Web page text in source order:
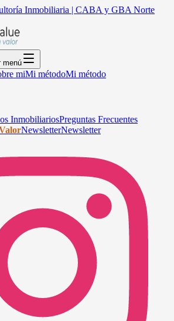
Inmobiliaria | CABA y GBA Norte
menú
miMi métodoMi método
InmobiliariosPreguntas Frecuentes
NewsletterNewsletter